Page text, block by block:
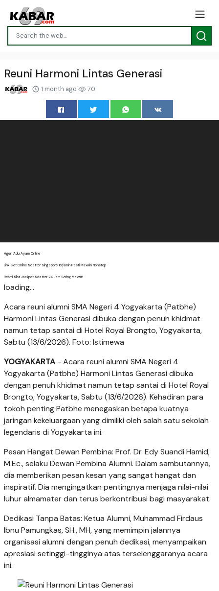
Reuni Harmoni Lintas Generasi
1 month ago 70
Agen Adu Ayam Online
Link Slot Online Scatter Singapore Terjamin Pasti Maxwin Nonstop
Resmi Slot Jackpot Scatter 24 Jam Sering Maxwin
loading...
Acara reuni alumni SMA Negeri 4 Yogyakarta (Patbhe)
Harmoni Lintas Generasi dibuka dengan penuh khidmat
namun tetap santai di Hotel Royal Brongto, Yogyakarta,
Sabtu (13/6/2026). Foto: Istimewa
YOGYAKARTA - Acara reuni alumni SMA Negeri 4
Yogyakarta (Patbhe) Harmoni Lintas Generasi dibuka
dengan penuh khidmat namun tetap santai di Hotel Royal
Brongto, Yogyakarta, Sabtu (13/6/2026). Kehadiran para
tokoh penting Patbhe menegaskan betapa kuatnya
jaringan kekeluargaan yang dimiliki oleh salah satu sekolah
legendaris di Yogyakarta ini.
Pesan Hangat Dewan Pembina: Prof. Dr. Edy Suandi Hamid,
M.Ec., selaku Dewan Pembina Alumni. Dalam sambutannya,
dia memberikan pesan kesan yang sangat hangat dan
inspiratif. Dia mengingatkan pentingnya menjaga nilai-nilai
luhur almamater dan terus berkontribusi bagi masyarakat.
Dedikasi Tanpa Batas: Ketua Alumni, Muhammad Firdaus
Ibnu Pamungkas, SH., MH, yang memimpin jalannya
organisasi alumni dengan penuh dedikasi, menyampaikan
apresiasi setinggi-tingginya atas terselenggaranya acara
ini.